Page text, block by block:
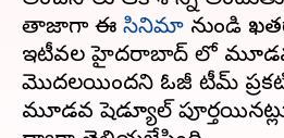
తాజాగా ఈ సినిమా నుండి
ఇటీవల హైదరాబాద్ లో
మొదలయిందని ఓజీ టీమ్
మూడవ షెడ్యూల్